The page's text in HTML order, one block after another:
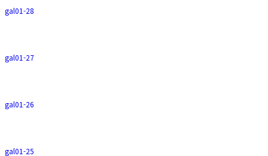
gal01-28
gal01-27
gal01-26
gal01-25